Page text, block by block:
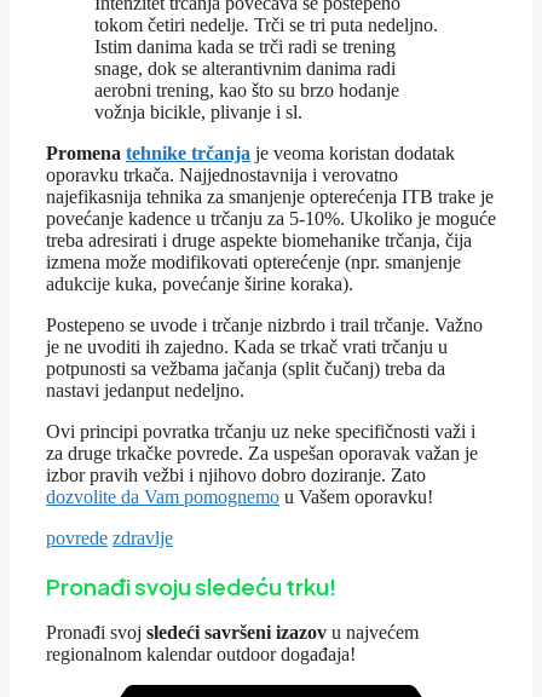
tokom četiri nedelje. Trči se tri puta nedeljno.
Istim danima kada se trči radi se trening
snage, dok se alterantivnim danima radi
aerobni trening, kao što su brzo hodanje
vožnja bicikle, plivanje i sl.
Promena tehnike trčanja je veoma koristan dodatak
oporavku trkača. Najjednostavnija i verovatno
najefikasnija tehnika za smanjenje opterećenja ITB trake je
povećanje kadence u trčanju za 5-10%. Ukoliko je moguće
treba adresirati i druge aspekte biomehanike trčanja, čija
izmena može modifikovati opterećenje (npr. smanjenje
adukcije kuka, povećanje širine koraka).
Postepeno se uvode i trčanje nizbrdo i trail trčanje. Važno
je ne uvoditi ih zajedno. Kada se trkač vrati trčanju u
potpunosti sa vežbama jačanja (split čučanj) treba da
nastavi jedanput nedeljno.
Ovi principi povratka trčanju uz neke specifičnosti važi i
za druge trkačke povrede. Za uspešan oporavak važan je
izbor pravih vežbi i njihovo dobro doziranje. Zato
dozvolite da Vam pomognemo u Vašem oporavku!
Tagovi
povrede zdravlje
Pronađi svoju sledeću trku!
Pronađi svoj sledeći savršeni izazov u najvećem
regionalnom kalendar outdoor događaja!